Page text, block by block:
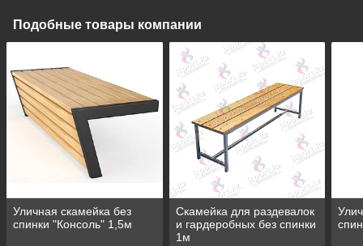
Подобные товары компании
Уличная скамейка без
спинки "Консоль" 1,5м
Скамейка для раздевалок
и гардеробных без спинки
1м